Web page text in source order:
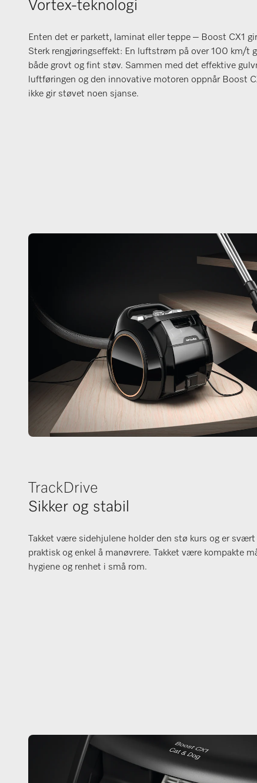
Vortex-teknologi
Enten det er parkett, laminat eller teppe – Boost CX1
Sterk rengjøringseffekt: En luftstrøm på over 100 km/t
både grovt og fint støv. Sammen med det effektive
luftføringen og den innovative motoren oppnår Boost
ikke gir støvet noen sjanse.
TrackDrive
Sikker og stabil
Takket være sidehjulene holder den stø kurs og er
praktisk og enkel å manøvrere. Takket være kompakte
hygiene og renhet i små rom.